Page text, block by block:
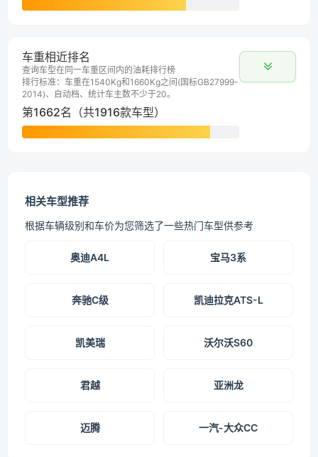
车重相近排名
查询车型在同一车重区间内的油耗排行榜
排行标准：车重在1540Kg和1660Kg之间(国标GB27999-
2014)、自动档、统计车主数不少于20。
第1662名（共1916款车型）
相关车型推荐
根据车辆级别和车价为您筛选了一些热门车型供参考
奥迪A4L 宝马3系
奔驰C级 凯迪拉克ATS-L
凯美瑞 沃尔沃S60
君越 亚洲龙
迈腾 一汽-大众CC